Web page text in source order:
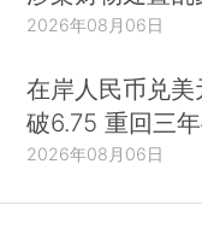
2026年08月06日
在岸人民币兑
破6.75 重回三
2026年08月06日